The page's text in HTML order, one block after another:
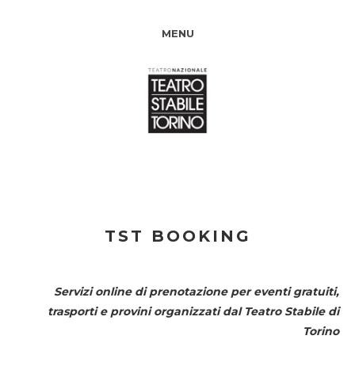
MENU
TST BOOKING
Servizi online di prenotazione per eventi gratuiti,
trasporti e provini organizzati dal Teatro Stabile di
Torino